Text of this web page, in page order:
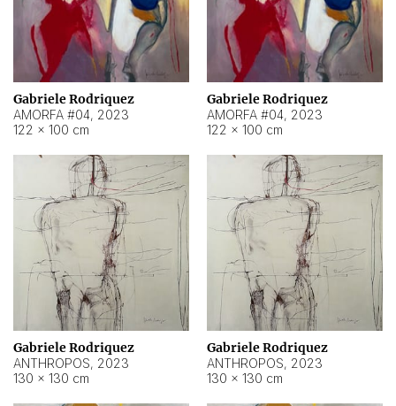
Gabriele Rodriquez
AMORFA #04, 2023
122 × 100 cm
Gabriele Rodriquez
AMORFA #04, 2023
122 × 100 cm
Gabriele Rodriquez
ANTHROPOS, 2023
130 × 130 cm
Gabriele Rodriquez
ANTHROPOS, 2023
130 × 130 cm